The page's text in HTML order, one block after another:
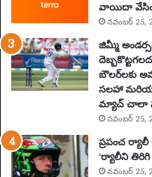
వాయిదా
నవంబర్ 25,
జిమ్మీ
బౌలర్‌లకు
సలహా మరియు
మ్యాచ్ చాలా
నవంబర్ 25,
ప్రపంచ
‘ర్యాలీని
నవంబర్ 25,